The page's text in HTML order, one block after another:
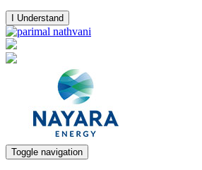
I Understand
Toggle navigation